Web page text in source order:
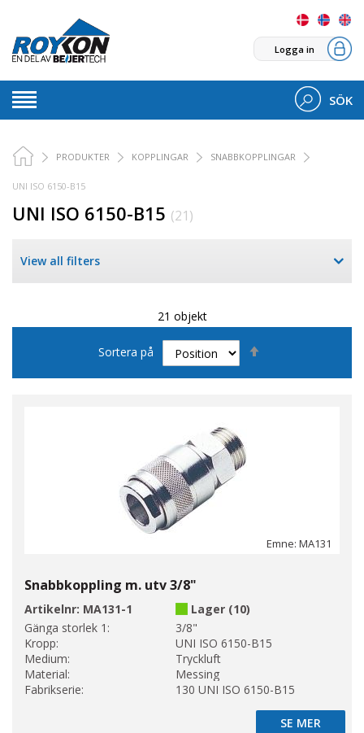
Logga in
SÖK
PRODUKTER KOPPLINGAR SNABBKOPPLINGAR
UNI ISO 6150-B15
UNI ISO 6150-B15 (21)
View all filters
21 objekt
Sortera på
Emne: MA131
Snabbkoppling m. utv 3/8"
Artikelnr: MA131-1
Lager (10)
Gänga storlek 1:
3/8"
Kropp:
UNI ISO 6150-B15
Medium:
Tryckluft
Material:
Messing
Fabrikserie:
130 UNI ISO 6150-B15
SE MER
SE MER